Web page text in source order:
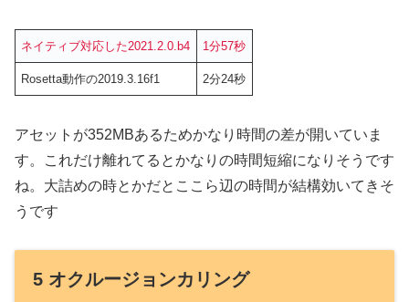
ネイティブ対応した2021.2.0.b4 1分57秒
Rosetta動作の2019.3.16f1 2分24秒
アセットが352MBあるためかなり時間の差が開いていま
す。これだけ離れてるとかなりの時間短縮になりそうです
ね。大詰めの時とかだとここら辺の時間が結構効いてきそ
うです
5 オクルージョンカリング